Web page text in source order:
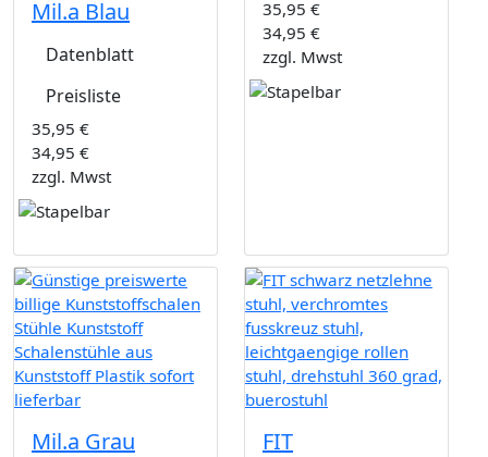
Mil.a Blau
Datenblatt
Preisliste
35,95 €
34,95 €
zzgl. Mwst
35,95 €
34,95 €
zzgl. Mwst
Mil.a Grau FIT